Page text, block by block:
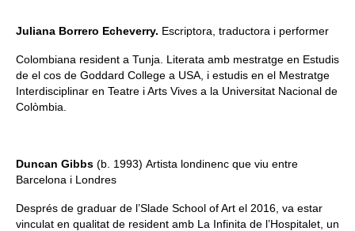
Juliana Borrero Echeverry. Escriptora, traductora i performer
Colombiana resident a Tunja. Literata amb mestratge en Estudis
de el cos de Goddard College a USA, i estudis en el Mestratge
Interdisciplinar en Teatre i Arts Vives a la Universitat Nacional de
Colòmbia.
Duncan Gibbs (b. 1993) Artista londinenc que viu entre
Barcelona i Londres
Després de graduar de l’Slade School of Art el 2016, va estar
vinculat en qualitat de resident amb La Infinita de l’Hospitalet, un